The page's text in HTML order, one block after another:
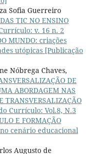
Sofia Guerreiro
TIC NO ENSINO
v. 16 n. 2
MUNDO: criações
utópicas [Publicação
Nóbrega Chaves,
DE
ABORDAGEM NAS
TRANSVERSALIZAÇÃO
Currículo: Vol.8, N.3
E FORMAÇÃO
no cenário educacional
Augusto de